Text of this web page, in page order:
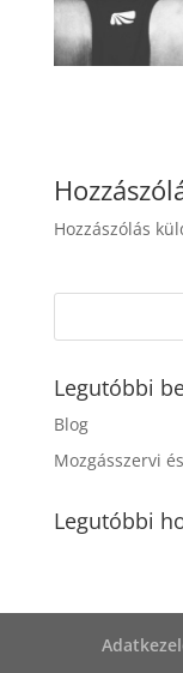
Hozzászólás
Legutóbbi
Blog
Mozgásszervi
Legutóbbi